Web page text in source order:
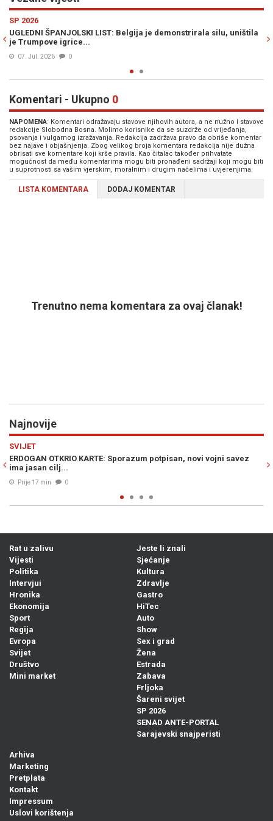
silu, uništila KOMENTATOR HRT-a STJEPAN BALOG, NAKON GOLA
"Pričekajmo, možda je ovo samo uvjetni gol..."
07. Jul. 2026
Komentari - Ukupno 0
NAPOMENA: Komentari odražavaju stavove njihovih autora, a ne nužno i stavove
redakcije Slobodna Bosna. Molimo korisnike da se suzdrže od vrijeđanja,
psovanja i vulgarnog izražavanja. Redakcija zadržava pravo da obriše komentar
bez najave i objašnjenja. Zbog velikog broja komentara redakcija nije dužna
obrisati sve komentare koji krše pravila. Kao čitalac također prihvatate
mogućnost da među komentarima mogu biti pronađeni sadržaji koji mogu biti
u suprotnosti sa vašim vjerskim, moralnim i drugim načelima i uvjerenjima.
LISTA KOMENTARA DODAJ KOMENTAR
Trenutno nema komentara za ovaj članak!
Najnovije
savez
PREOKRET NA NAFTNIM TRŽIŠTIMA: Nakon naglog
cijene nafte danas iznose..
Prije 27 min
Rat u zalivu
Vijesti
Politika
Intervjui
Hronika
Ekonomija
Sport
Regija
Evropa
Svijet
Društvo
Mini market
Jeste li znali
Sjećanje
Kultura
Zdravlje
Gastro
HiTec
Auto
Show
Sex i grad
Žena
Estrada
Zabava
Frljoka
Šareni svijet
SP 2026
SENAD ANTE-PORTAL
Sarajevski snajperisti
Arhiva
Marketing
Pretplata
Kontakt
Impressum
Uslovi korištenja